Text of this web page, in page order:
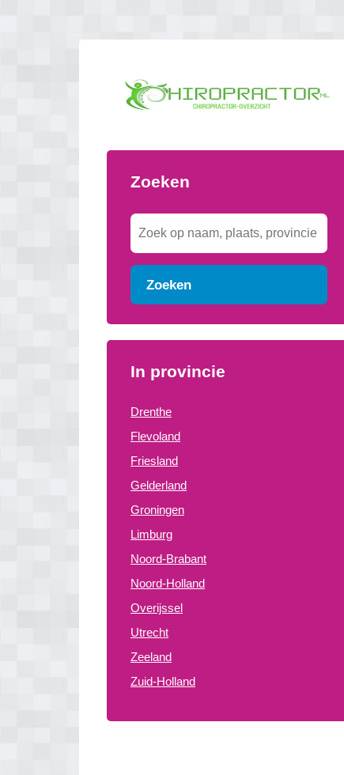
Zoeken
Zoeken
In provincie
Drenthe
Flevoland
Friesland
Gelderland
Groningen
Limburg
Noord-Brabant
Noord-Holland
Overijssel
Utrecht
Zeeland
Zuid-Holland